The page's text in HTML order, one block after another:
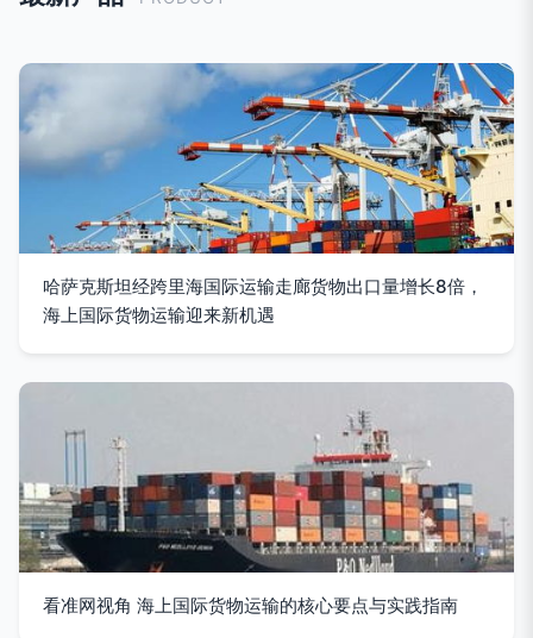
哈萨克斯坦经跨里海国际运输走廊货物出口量增长8倍，
海上国际货物运输迎来新机遇
看准网视角 海上国际货物运输的核心要点与实践指南